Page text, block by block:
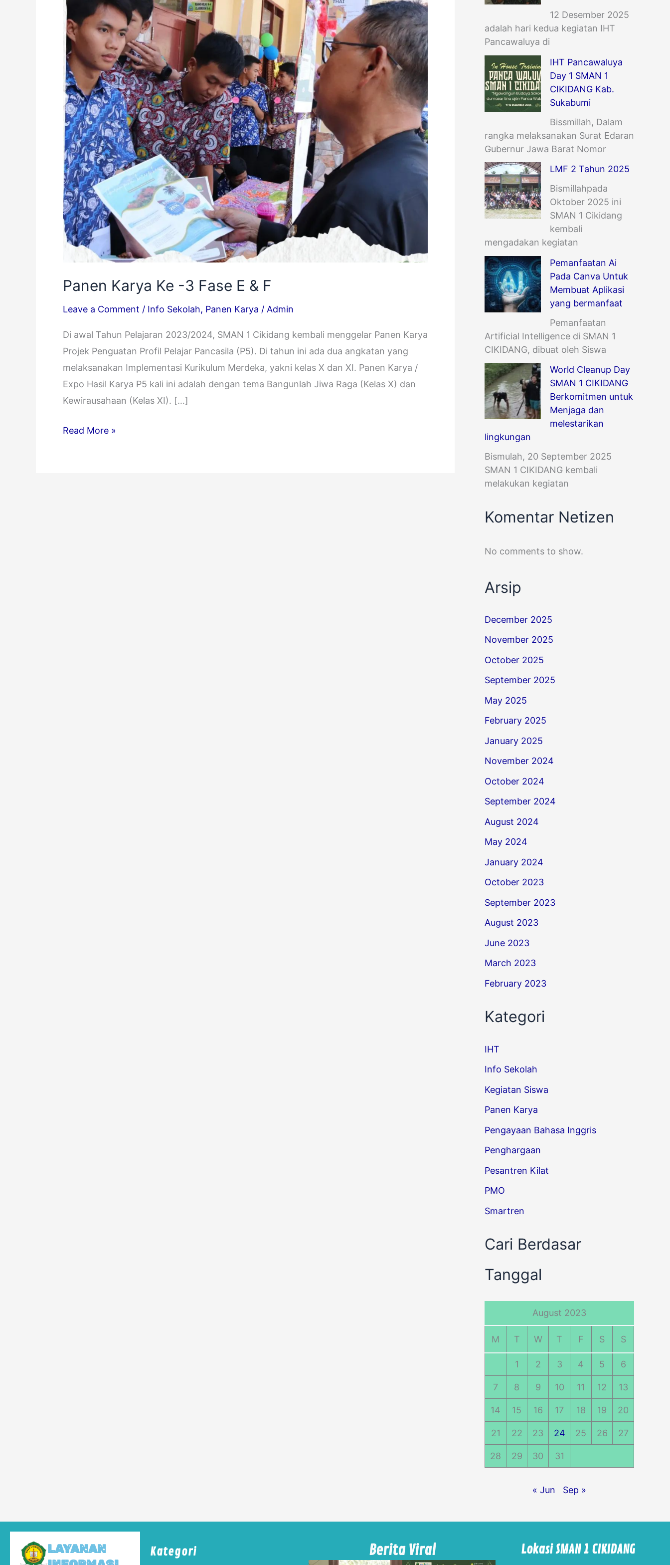
Panen Karya Ke -3 Fase E & F
Leave a Comment / Info Sekolah, Panen Karya / Admin
Di awal Tahun Pelajaran 2023/2024, SMAN 1 Cikidang kembali menggelar Panen Karya
Projek Penguatan Profil Pelajar Pancasila (P5). Di tahun ini ada dua angkatan yang
melaksanakan Implementasi Kurikulum Merdeka, yakni kelas X dan XI. Panen Karya /
Expo Hasil Karya P5 kali ini adalah dengan tema Bangunlah Jiwa Raga (Kelas X) dan
Kewirausahaan (Kelas XI). […]
Ke
-3
Fase
E
&
F
Read More »
12 Desember 2025
adalah hari kedua kegiatan IHT
Pancawaluya di
IHT Pancawaluya
Day 1 SMAN 1
CIKIDANG Kab.
Sukabumi
Bissmillah, Dalam
rangka melaksanakan Surat Edaran
Gubernur Jawa Barat Nomor
LMF 2 Tahun 2025
Bismillahpada
Oktober 2025 ini
SMAN 1 Cikidang
kembali
mengadakan kegiatan
Pemanfaatan Ai
Pada Canva Untuk
Membuat Aplikasi
yang bermanfaat
Pemanfaatan
Artificial Intelligence di SMAN 1
CIKIDANG, dibuat oleh Siswa
World Cleanup Day
SMAN 1 CIKIDANG
Berkomitmen untuk
Menjaga dan
melestarikan
lingkungan
Bismulah, 20 September 2025
SMAN 1 CIKIDANG kembali
melakukan kegiatan
Komentar Netizen
No comments to show.
Arsip
December 2025
November 2025
October 2025
September 2025
May 2025
February 2025
January 2025
November 2024
October 2024
September 2024
August 2024
May 2024
January 2024
October 2023
September 2023
August 2023
June 2023
March 2023
February 2023
Kategori
IHT
Info Sekolah
Kegiatan Siswa
Panen Karya
Pengayaan Bahasa Inggris
Penghargaan
Pesantren Kilat
PMO
Smartren
Cari Berdasar
Tanggal
August 2023
M T W T F S S
1 2 3 4 5 6
7 8 9 10 11 12 13
14 15 16 17 18 19 20
21 22 23 24 25 26 27
28 29 30 31
« Jun Sep »
LAYANAN
Kategori Berita Viral Lokasi SMAN 1 CIKIDANG